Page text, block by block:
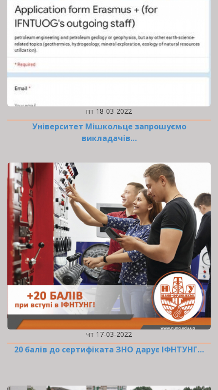
пт 18-03-2022
Університет Мішкольце запрошуємо
викладачів…
чт 17-03-2022
20 балів до сертифіката ЗНО дарує ІФНТУНГ…